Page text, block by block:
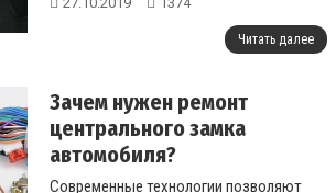
Читать далее
Зачем нужен ремонт
центрального замка
автомобиля?
Современные технологии позволяют